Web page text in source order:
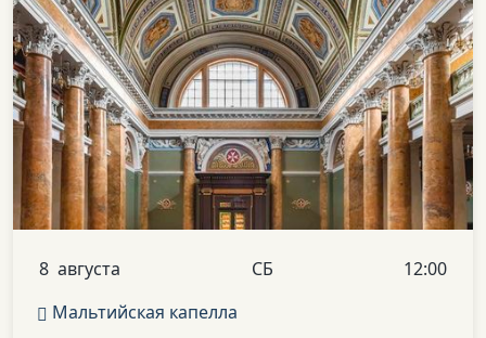
8 августа СБ
12:00
Мальтийская капелла